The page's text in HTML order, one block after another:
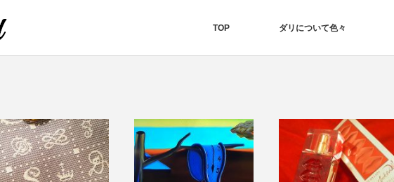
TOP ダリについて色々